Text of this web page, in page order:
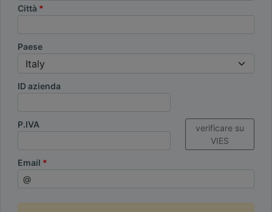
Città
Paese
ID azienda
P.IVA
verificare su
VIES
Email